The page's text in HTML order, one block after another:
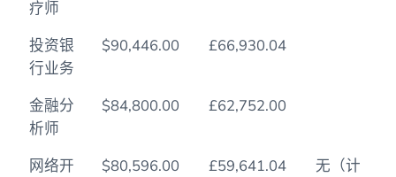
疗师
投资银
行业务
$90,446.00 £66,930.04
金融分
析师
$84,800.00 £62,752.00
网络开
$80,596.00 £59,641.04
无（计